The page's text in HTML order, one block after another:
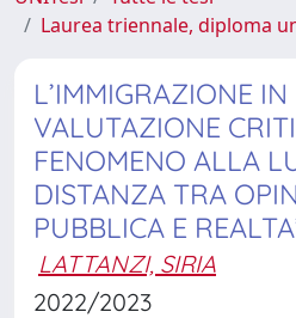
Laurea triennale, diploma
L’IMMIGRAZIONE
VALUTAZIONE
FENOMENO ALLA
DISTANZA TRA
PUBBLICA E
LATTANZI, SIRIA
2022/2023